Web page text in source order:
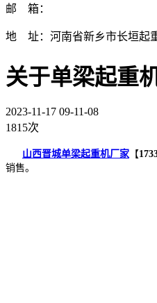
邮 箱：
地 址：河南省新乡市长垣起
关于单梁起重
2023-11-17 09-11-08
1815次
山西晋城单梁起重机厂家 【
销售。